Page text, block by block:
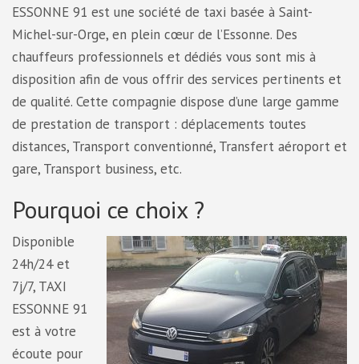
ESSONNE 91 est une société de taxi basée à Saint-
Michel-sur-Orge, en plein cœur de l’Essonne. Des
chauffeurs professionnels et dédiés vous sont mis à
disposition afin de vous offrir des services pertinents et
de qualité. Cette compagnie dispose d’une large gamme
de prestation de transport : déplacements toutes
distances, Transport conventionné, Transfert aéroport et
gare, Transport business, etc.
Pourquoi ce choix ?
Disponible
24h/24 et
7j/7, TAXI
ESSONNE 91
est à votre
écoute pour